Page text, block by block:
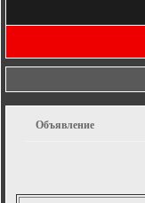
Объявление